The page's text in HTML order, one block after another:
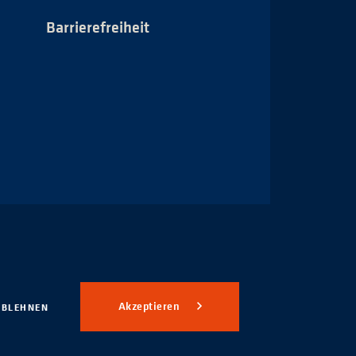
Barrierefreiheit
Akzeptieren